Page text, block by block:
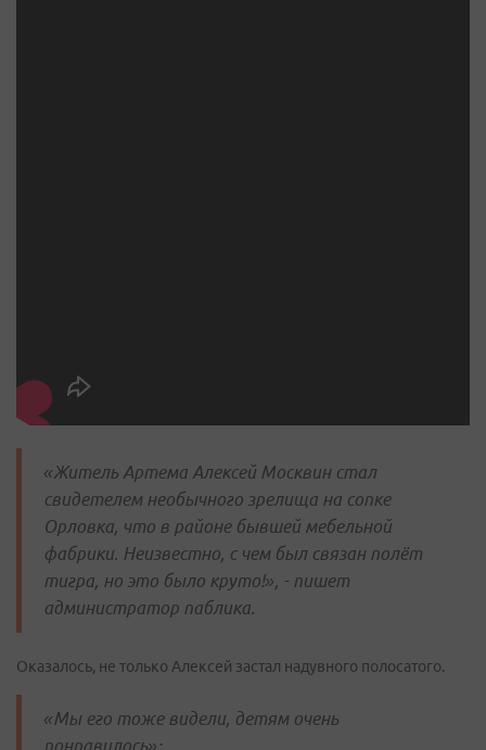
«Житель Артема Алексей Москвин стал
свидетелем необычного зрелища на сопке
Орловка, что в районе бывшей мебельной
фабрики. Неизвестно, с чем был связан полёт
тигра, но это было круто!», - пишет
администратор паблика.
Оказалось, не только Алексей застал надувного полосатого.
«Мы его тоже видели, детям очень
понравилось»;